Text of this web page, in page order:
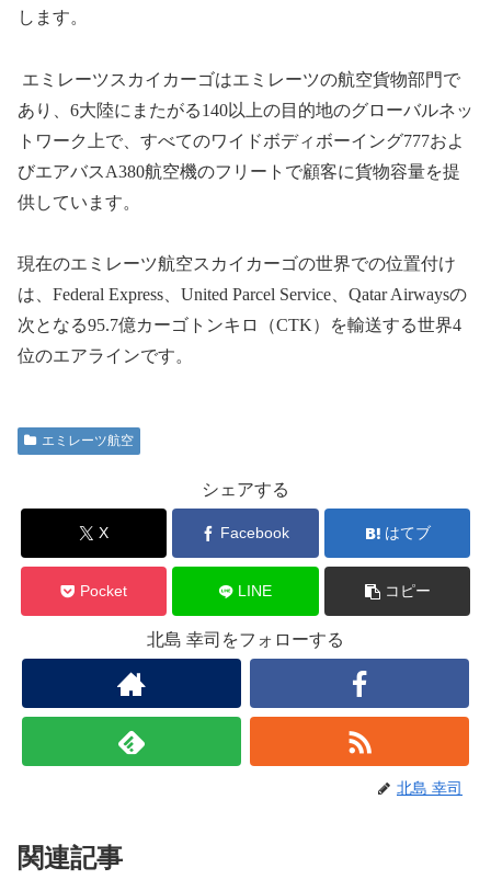
します。
エミレーツスカイカーゴはエミレーツの航空貨物部門で
あり、 6大陸にまたがる140以上の目的地のグローバルネッ
トワーク上で、すべてのワイドボディボーイング777およ
びエアバスA380航空機のフリートで顧客に貨物容量を提
供しています。
現在のエミレーツ航空スカイカーゴの世界での位置付け
は、 Federal Express United Parcel Service Qatar Airwaysの
次となる95.7億カーゴトンキロ（CTK）を輸送する世界4
位のエアラインです。
エミレーツ航空
シェアする
X Facebook はてブ
Pocket LINE コピー
北島 幸司をフォローする
北島 幸司
関連記事